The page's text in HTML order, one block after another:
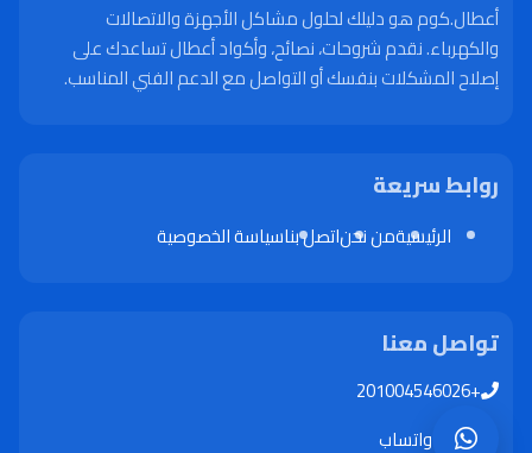
أعطال.كوم هو دليلك لحلول مشاكل الأجهزة والاتصالات
والكهرباء. نقدم شروحات، نصائح، وأكواد أعطال تساعدك على
إصلاح المشكلات بنفسك أو التواصل مع الدعم الفني المناسب.
روابط سريعة
الرئيسيةمن نحناتصل بناسياسة الخصوصية
تواصل معنا
+201004546026
واتساب